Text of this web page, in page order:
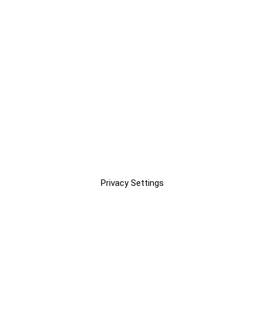
Privacy Settings